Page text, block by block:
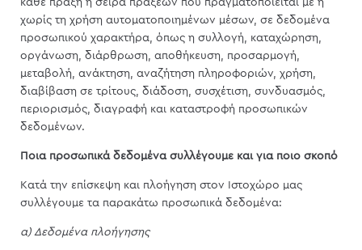
κάθε πράξη ή σειρά πράξεων που πραγματοποιείται με ή
χωρίς τη χρήση αυτοματοποιημένων μέσων, σε δεδομένα
προσωπικού χαρακτήρα, όπως η συλλογή, καταχώρηση,
οργάνωση, διάρθρωση, αποθήκευση, προσαρμογή,
μεταβολή, ανάκτηση, αναζήτηση πληροφοριών, χρήση,
διαβίβαση σε τρίτους, διάδοση, συσχέτιση, συνδυασμός,
περιορισμός, διαγραφή και καταστροφή προσωπικών
δεδομένων.
Ποια προσωπικά δεδομένα συλλέγουμε και για ποιο σκοπό
Κατά την επίσκεψη και πλοήγηση στον Ιστοχώρο μας
συλλέγουμε τα παρακάτω προσωπικά δεδομένα:
α) Δεδομένα πλοήγησης